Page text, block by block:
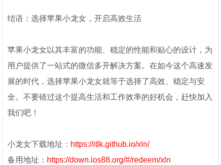
结语：选择苹果小龙女，开启高效生活
苹果小龙女以其丰富的功能、稳定的性能和贴心的设计，为
用户提供了一站式的微信多开解决方案。在如今这个高速发
展的时代，选择苹果小龙女就等于选择了高效、稳定与安
全。不要错过这个提高生活和工作效率的好机会，赶快加入
我们吧！
小龙女下载地址： https://itlk.github.io/xln/
备用地址： https://down.ios88.org/#/redeem/xln